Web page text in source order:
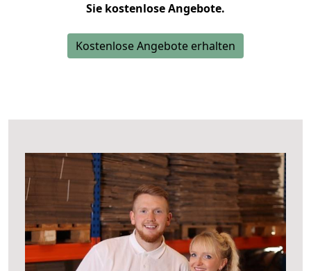
Sie kostenlose Angebote.
Kostenlose Angebote erhalten